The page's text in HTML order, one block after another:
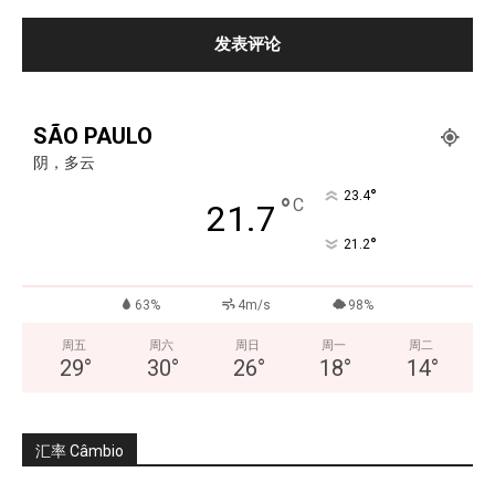
SÃO PAULO
阴，多云
21.7 °C 23.4°
21.2°
63% 4m/s 98%
周五
29°
周六
30°
周日
26°
周一
18°
周二
14°
汇率 Câmbio